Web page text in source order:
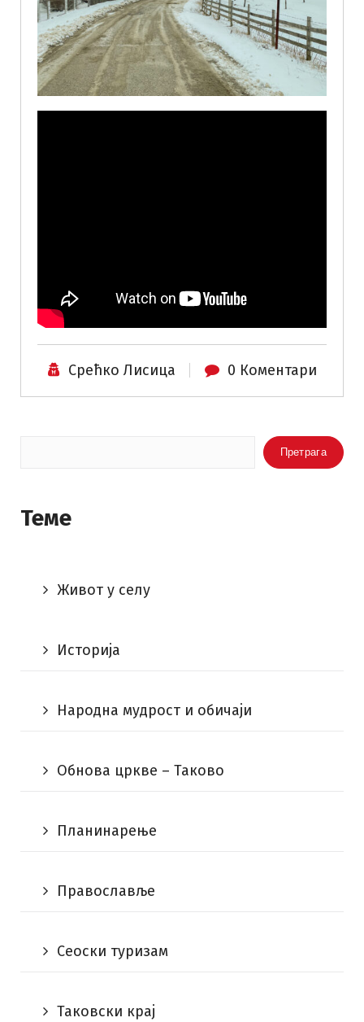
Срећко Лисица 0 Коментари
Претрага
Теме
Живот у селу
Историја
Народна мудрост и обичаји
Обнова цркве – Таково
Планинарење
Православље
Сеоски туризам
Таковски крај